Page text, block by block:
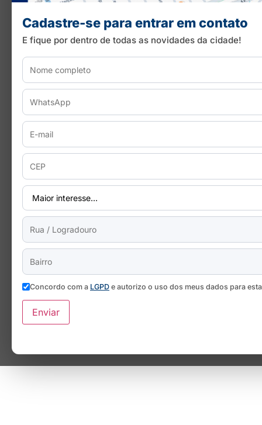
Cadastre-se para entrar em contato
E fique por dentro de todas as novidades da cidade!
Concordo com a LGPD e autorizo o uso dos meus dados para
Enviar